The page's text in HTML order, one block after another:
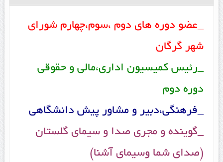
_عضو دوره های دوم ،سوم،چهارم شورای
شهر گرگان
_رئیس کمیسیون اداری،مالی و حقوقی
دوره دوم
_فرهنگی،دبیر و مشاور پیش دانشگاهی
_گوینده و مجری صدا و سیمای گلستان
(صدای شما وسیمای آشنا)